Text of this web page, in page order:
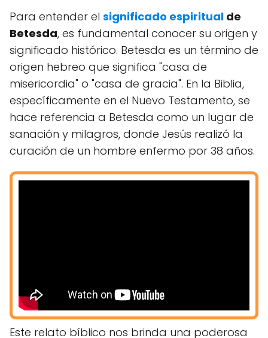
Para entender el significado espiritual de
Betesda, es fundamental conocer su origen y
significado histórico. Betesda es un término de
origen hebreo que significa "casa de
misericordia" o "casa de gracia". En la Biblia,
específicamente en el Nuevo Testamento, se
hace referencia a Betesda como un lugar de
sanación y milagros, donde Jesús realizó la
curación de un hombre enfermo por 38 años.
Este relato bíblico nos brinda una poderosa